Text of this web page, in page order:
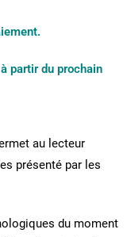
partir du prochain
au lecteur
présenté par les
du moment